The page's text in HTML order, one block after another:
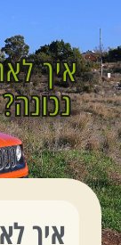
איך
איך